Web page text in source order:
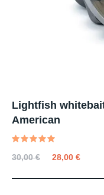
Lightfish
American
5.00
30,00€ 28,00 €